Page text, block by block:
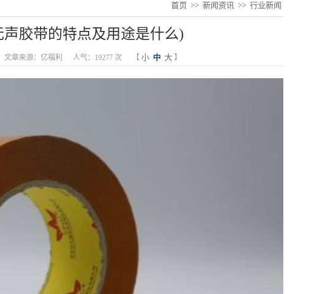
首页 >> 新闻资讯 >> 行业新闻
胶带的特点及用途是什么)
文章来源：亿福利 人气：19277 次 【 小 中 大 】